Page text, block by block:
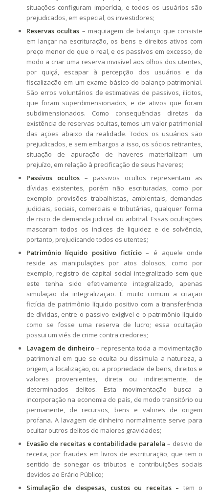
situações configuram imperícia, e todos os usuários são
prejudicados, em especial, os investidores;
Reservas ocultas – maquiagem de balanço que consiste
em lançar na escrituração, os bens e direitos ativos com
preço menor do que o real, e os passivos em excesso, de
modo a criar uma reserva invisível aos olhos dos utentes,
por quiçá, escapar à percepção dos usuários e da
fiscalização em um exame básico do balanço patrimonial.
São erros voluntários de estimativas de passivos, ilícitos,
que foram superdimensionados, e de ativos que foram
subdimensionados. Como consequências diretas da
existência de reservas ocultas, temos um valor patrimonial
das ações abaixo da realidade. Todos os usuários são
prejudicados, e sem embargos a isso, os sócios retirantes,
situação de apuração de haveres materializam um
prejuízo, em relação à precificação de seus haveres;
Passivos ocultos– passivos ocultos representam as
dívidas existentes, porém não escrituradas, como por
exemplo: provisões trabalhistas, ambientais, demandas
judiciais, sociais, comerciais e tributárias, qualquer forma
de risco de demanda judicial ou arbitral. Essas ocultações
mascaram todos os índices de liquidez e de solvência,
portanto, prejudicando todos os utentes;
Patrimônio líquido positivo fictício– é aquele onde
reside as manipulações por atos dolosos, como por
exemplo, registro de capital social integralizado sem que
este tenha sido efetivamente integralizado, apenas
simulação da integralização. É muito comum a criação
fictícia de patrimônio líquido positivo com a transferência
de dívidas, entre o passivo exigível e o patrimônio líquido
como se fosse uma reserva de lucro; essa ocultação
possui um viés de crime contra credores;
Lavagem de dinheiro– representa toda a movimentação
patrimonial em que se oculta ou dissimula a natureza, a
origem, a localização, ou a propriedade de bens, direitos e
valores provenientes, direta ou indiretamente, de
determinados delitos. Esta movimentação busca a
incorporação na economia do país, de modo transitório ou
permanente, de recursos, bens e valores de origem
profana. A lavagem de dinheiro normalmente serve para
ocultar outros delitos de maiores gravidades;
Evasão de receitas e contabilidade paralela – desvio de
receita, por fraudes em livros de escrituração, que tem o
sentido de sonegar os tributos e contribuições sociais
devidos ao Erário Público;
Simulação de despesas, custos ou receitas – tem o